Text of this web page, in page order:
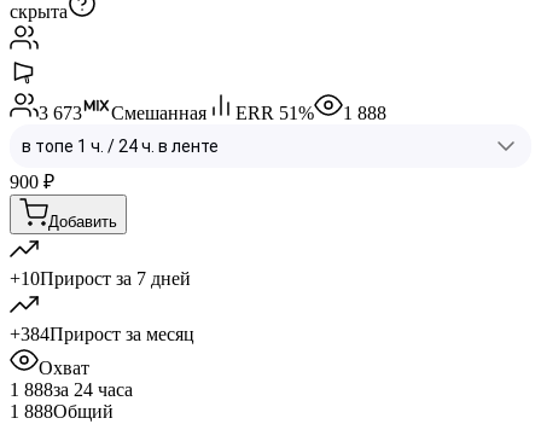
скрыта
3 673 Смешанная ERR 51% 1 888
900 ₽
Добавить
+10Прирост за 7 дней
+384Прирост за месяц
Охват
1 888за 24 часа
1 888Общий